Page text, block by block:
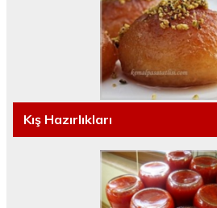
Kış Hazırlıkları